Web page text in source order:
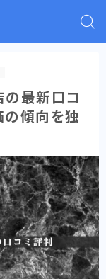
の最新口コ
傾向を独